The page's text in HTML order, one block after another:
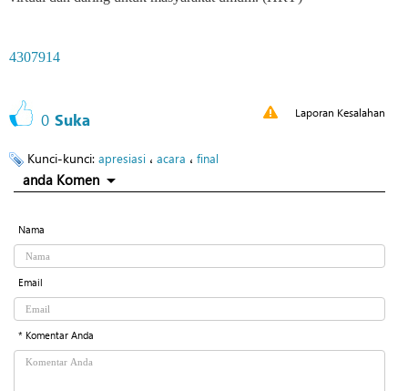
4307914
0 Suka Laporan Kesalahan
Kunci-kunci: apresiasi ، acara ، final
anda Komen
Nama
Email
* Komentar Anda